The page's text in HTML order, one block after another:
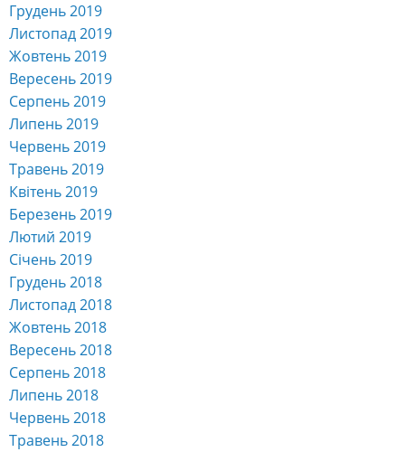
Грудень 2019
Листопад 2019
Жовтень 2019
Вересень 2019
Серпень 2019
Липень 2019
Червень 2019
Травень 2019
Квітень 2019
Березень 2019
Лютий 2019
Січень 2019
Грудень 2018
Листопад 2018
Жовтень 2018
Вересень 2018
Серпень 2018
Липень 2018
Червень 2018
Травень 2018